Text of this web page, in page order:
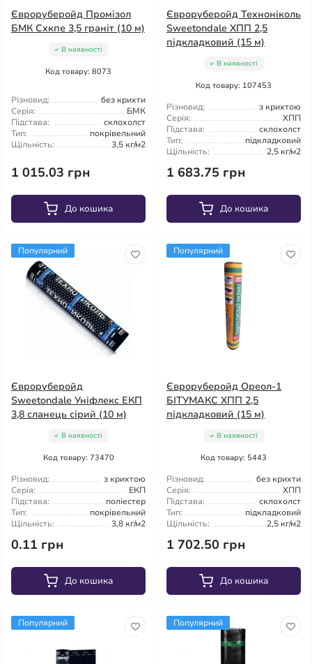
Євроруберойд Промізол
БМК Схкпе 3,5 граніт (10 м)
В наявності
Код товару: 8073
Різновид:
без крихти
Серія:
БМК
Підстава:
склохолст
Тип:
покрівельний
Щільність:
3,5 кг/м2
1 015.03 грн
До кошика
Євроруберойд Техноніколь
Sweetondale ХПП 2,5
підкладковий (15 м)
В наявності
Код товару: 107453
Різновид:
з крихтою
Серія:
ХПП
Підстава:
склохолст
Тип:
підкладковий
Щільність:
2,5 кг/м2
1 683.75 грн
До кошика
Популярний
Євроруберойд
Sweetondale Уніфлекс ЕКП
3,8 сланець сірий (10 м)
В наявності
Код товару: 73470
Різновид:
з крихтою
Серія:
ЕКП
Підстава:
поліестер
Тип:
покрівельний
Щільність:
3,8 кг/м2
0.11 грн
До кошика
Популярний
Євроруберойд Ореол-1
БІТУМАКС ХПП 2,5
підкладковий (15 м)
В наявності
Код товару: 5443
Різновид:
без крихти
Серія:
ХПП
Підстава:
склохолст
Тип:
підкладковий
Щільність:
2,5 кг/м2
1 702.50 грн
До кошика
Популярний Популярний